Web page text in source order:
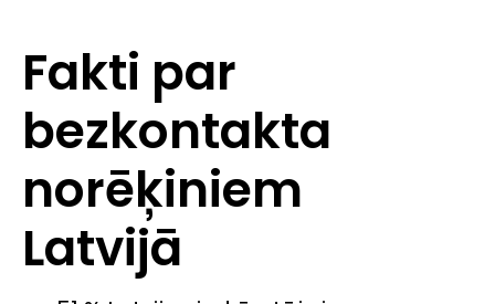
Fakti par
bezkontakta
norēķiniem
Latvijā